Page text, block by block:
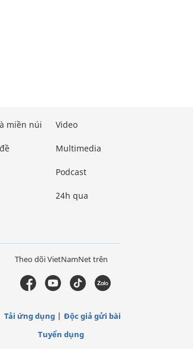
miền núi Video
Multimedia
Podcast
24h qua
Theo dõi VietNamNet trên
Tải ứng dụng
Độc giả gửi bài
Tuyển dụng